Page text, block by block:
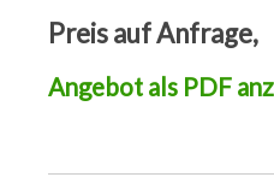
Preis auf
Angebot als PDF